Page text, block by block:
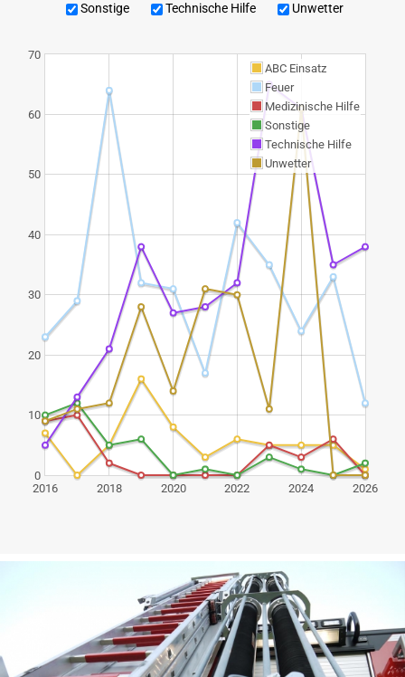
Sonstige
Technische Hilfe Unwetter
2016 2018 2020 2022 2024 2026
0
10
20
30
40
50
60
70
ABC Einsatz
Feuer
Medizinische Hilfe
Sonstige
Technische Hilfe
Unwetter